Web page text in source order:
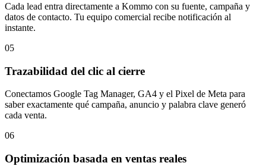
Cada lead entra directamente a Kommo con su fuente, campaña y
datos de contacto. Tu equipo comercial recibe notificación al
instante.
05
Trazabilidad del clic al cierre
Conectamos Google Tag Manager, GA4 y el Pixel de Meta para
saber exactamente qué campaña, anuncio y palabra clave generó
cada venta.
06
Optimización basada en ventas reales